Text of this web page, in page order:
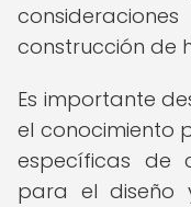
construcción de
Es importante
el conocimiento
específicas de
para el diseño